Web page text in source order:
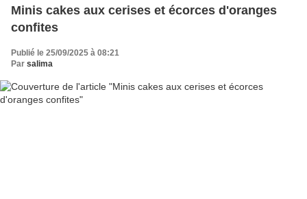
Minis cakes aux cerises et écorces d'oranges
confites
Publié le 25/09/2025 à 08:21
Par salima